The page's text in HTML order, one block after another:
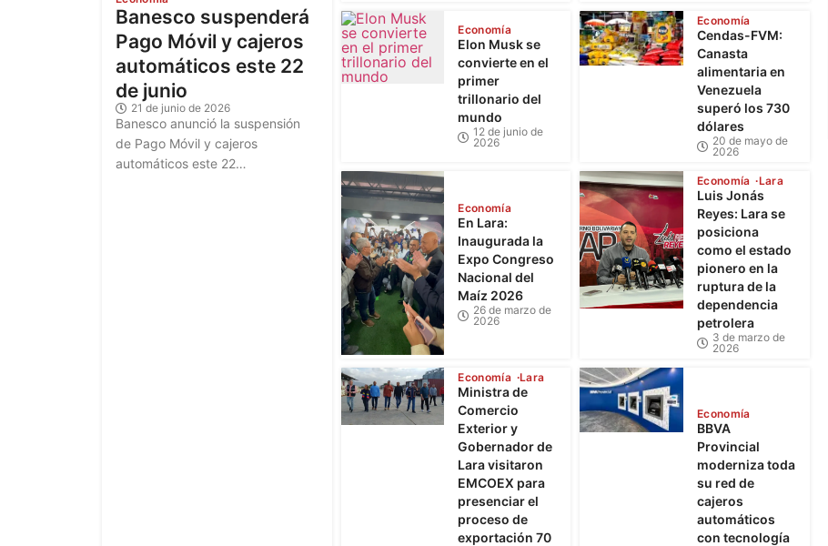
Banesco suspenderá
Pago Móvil y cajeros
automáticos este 22
de junio
21 de junio de 2026
Banesco anunció la suspensión
de Pago Móvil y cajeros
automáticos este 22…
Economía
Elon Musk se
convierte en el
primer
trillonario del
mundo
12 de junio de
2026
Economía
Cendas-FVM:
Canasta
alimentaria en
Venezuela
superó los 730
dólares
20 de mayo de
2026
Economía
En Lara:
Inaugurada la
Expo Congreso
Nacional del
Maíz 2026
26 de marzo de
2026
Economía Lara
Luis Jonás
Reyes: Lara se
posiciona
como el estado
pionero en la
ruptura de la
dependencia
petrolera
3 de marzo de
2026
Economía Lara
Ministra de
Comercio
Exterior y
Gobernador de
Lara visitaron
EMCOEX para
presenciar el
proceso de
exportación 70
Economía
BBVA
Provincial
moderniza toda
su red de
cajeros
automáticos
con tecnología